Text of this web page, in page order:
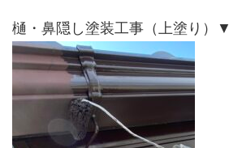
樋・鼻隠し塗装工事（上塗り）▼